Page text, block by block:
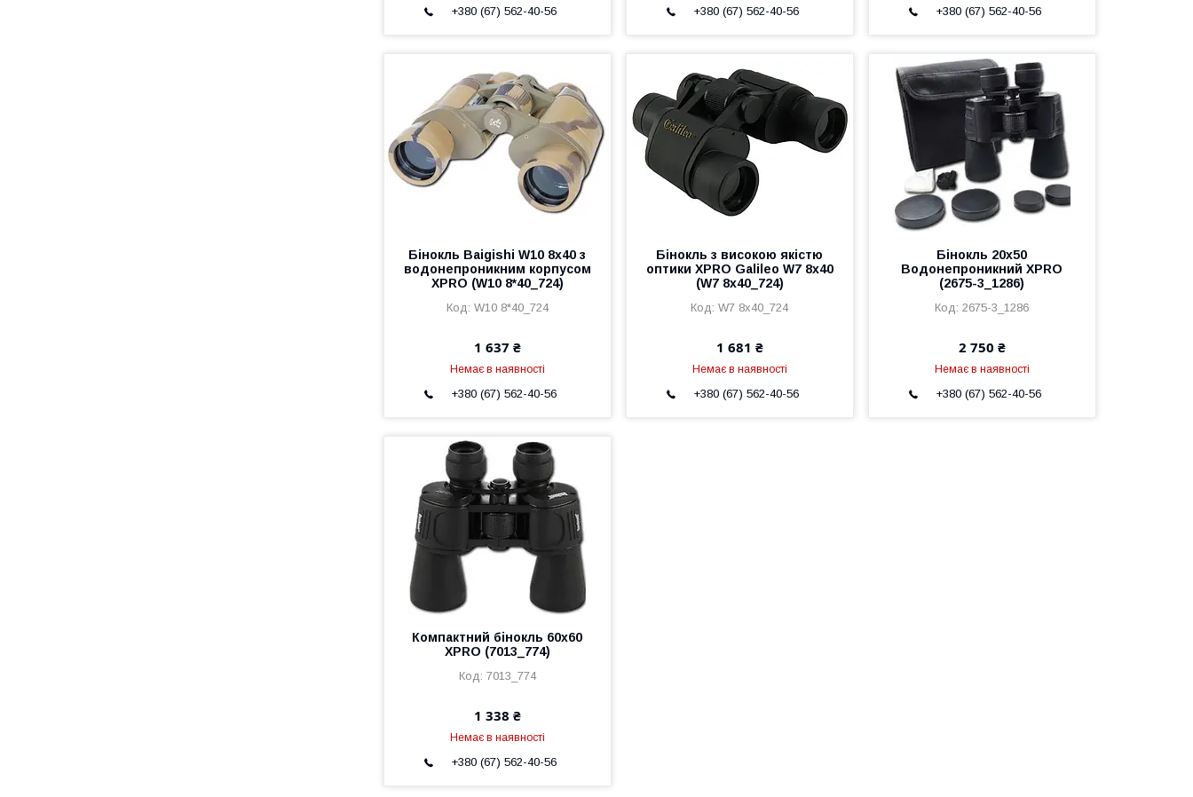
+380 (67) 562-40-56 +380 (67) 562-40-56 +380 (67) 562-40-56
Бінокль Baigishi W10 8x40 з
водонепроникним корпусом
XPRO (W10 8*40_724)
W10 8*40_724
1 637 ₴
Немає в наявності
+380 (67) 562-40-56
Бінокль з високою якістю
оптики XPRO Galileo W7 8x40
(W7 8x40_724)
W7 8x40_724
1 681 ₴
Немає в наявності
+380 (67) 562-40-56
Бінокль 20x50
Водонепроникний XPRO
(2675-3_1286)
2675-3_1286
2 750 ₴
Немає в наявності
+380 (67) 562-40-56
Компактний бінокль 60x60
XPRO (7013_774)
7013_774
1 338 ₴
Немає в наявності
+380 (67) 562-40-56